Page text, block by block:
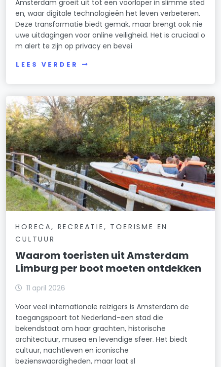
Amsterdam groeit uit tot een voorloper in slimme sted
en, waar digitale technologieën het leven verbeteren.
Deze transformatie biedt gemak, maar brengt ook nie
uwe uitdagingen voor online veiligheid. Het is cruciaal o
m alert te zijn op privacy en bevei
LEES VERDER
HORECA, RECREATIE, TOERISME EN
CULTUUR
Waarom toeristen uit Amsterdam
Limburg per boot moeten ontdekken
11 april 2026
Voor veel internationale reizigers is Amsterdam de
toegangspoort tot Nederland-een stad die
bekendstaat om haar grachten, historische
architectuur, musea en levendige sfeer. Het biedt
cultuur, nachtleven en iconische
bezienswaardigheden, maar laat sl